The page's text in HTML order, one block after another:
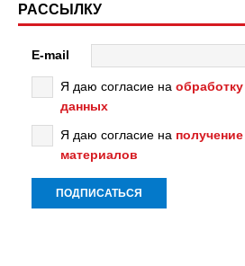
РАССЫЛКУ
E-mail
Я даю согласие на
данных
Я даю согласие на
материалов